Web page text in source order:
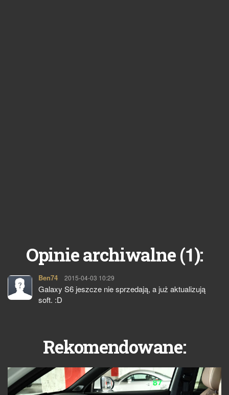
Opinie archiwalne (1):
Ben74 pisze:
2015-04-03 10:29
Galaxy S6 jeszcze nie sprzedają, a już aktualizują
soft. :D
Rekomendowane: